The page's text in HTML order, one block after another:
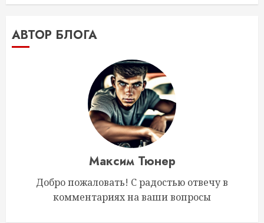
АВТОР БЛОГА
Максим Тюнер
Добро пожаловать! С радостью отвечу в
комментариях на ваши вопросы